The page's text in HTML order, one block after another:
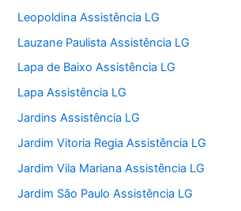
Leopoldina Assistência LG
Lauzane Paulista Assistência LG
Lapa de Baixo Assistência LG
Lapa Assistência LG
Jardins Assistência LG
Jardim Vitoria Regia Assistência LG
Jardim Vila Mariana Assistência LG
Jardim São Paulo Assistência LG